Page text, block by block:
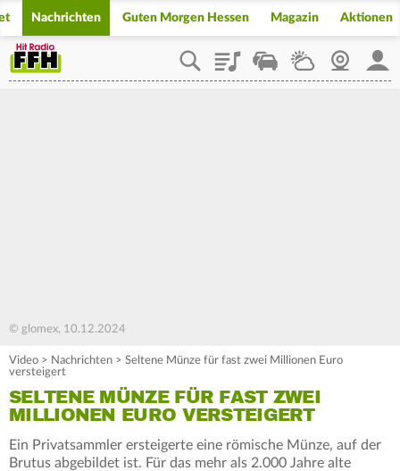
Nachrichten Guten Morgen Hessen Magazin Aktionen
PlaylistStaupilotWetterWebcam
© glomex, 10.12.2024
Video > Nachrichten > Seltene Münze für fast zwei Millionen Euro
versteigert
SELTENE MÜNZE FÜR FAST ZWEI
MILLIONEN EURO VERSTEIGERT
Ein Privatsammler ersteigerte eine römische Münze, auf der
Brutus abgebildet ist. Für das mehr als 2.000 Jahre alte